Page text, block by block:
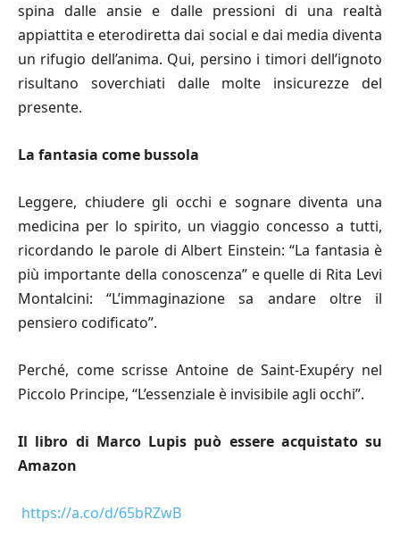
spina dalle ansie e dalle pressioni di una realtà
appiattita e eterodiretta dai social e dai media diventa
un rifugio dell’anima. Qui, persino i timori dell’ignoto
risultano soverchiati dalle molte insicurezze del
presente.
La fantasia come bussola
Leggere, chiudere gli occhi e sognare diventa una
medicina per lo spirito, un viaggio concesso a tutti,
ricordando le parole di Albert Einstein: “La fantasia è
più importante della conoscenza” e quelle di Rita Levi
Montalcini: “L’immaginazione sa andare oltre il
pensiero codificato”.
Perché, come scrisse Antoine de Saint-Exupéry nel
Piccolo Principe, “L’essenziale è invisibile agli occhi”.
Il libro di Marco Lupis può essere acquistato su
Amazon
https://a.co/d/65bRZwB